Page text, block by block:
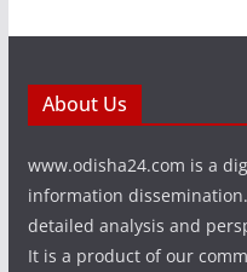
About Us
www.odisha24.com is a
information
detailed analysis and
It is a product of our